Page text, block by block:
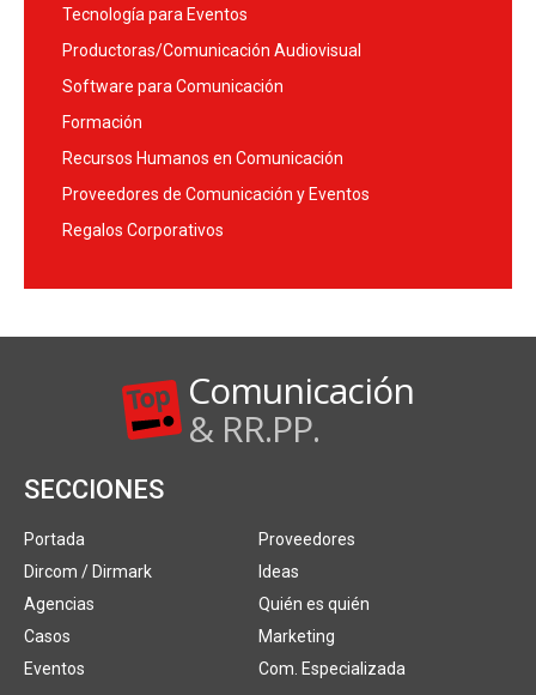
Tecnología para Eventos
Productoras/Comunicación Audiovisual
Software para Comunicación
Formación
Recursos Humanos en Comunicación
Proveedores de Comunicación y Eventos
Regalos Corporativos
Comunicación
& RR.PP.
SECCIONES
Portada
Dircom / Dirmark
Agencias
Casos
Eventos
Proveedores
Ideas
Quién es quién
Marketing
Com. Especializada